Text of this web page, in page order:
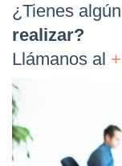
¿Tienes
realizar?
Llámanos al